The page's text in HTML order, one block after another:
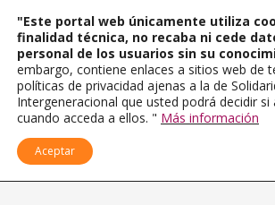
"Este portal web únicamente utiliza
finalidad técnica, no recaba ni cede
personal de los usuarios sin su
embargo, contiene enlaces a sitios web de
políticas de privacidad ajenas a la de
Intergeneracional que usted podrá decidir si
cuando acceda a ellos. " Más información
Aceptar